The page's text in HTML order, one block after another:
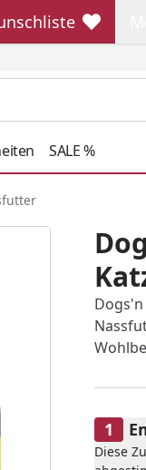
SALE %
Diese